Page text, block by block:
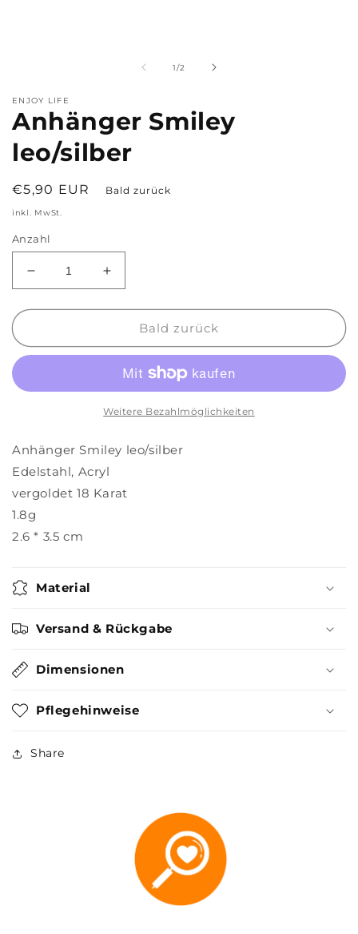
1/von
2
ENJOY LIFE
Anhänger Smiley
leo/silber
Normaler
Preis
€5,90 EUR Bald zurück
inkl. MwSt.
Anzahl
Verringere
die
Menge
Anhänger
Erhöhe
die
Menge
Anhänger
leo/silber
Bald zurück
Weitere Bezahlmöglichkeiten
Anhänger Smiley leo/silber
Edelstahl, Acryl
vergoldet 18 Karat
1.8g
2.6 * 3.5 cm
Material
Versand & Rückgabe
Dimensionen
Pflegehinweise
Share